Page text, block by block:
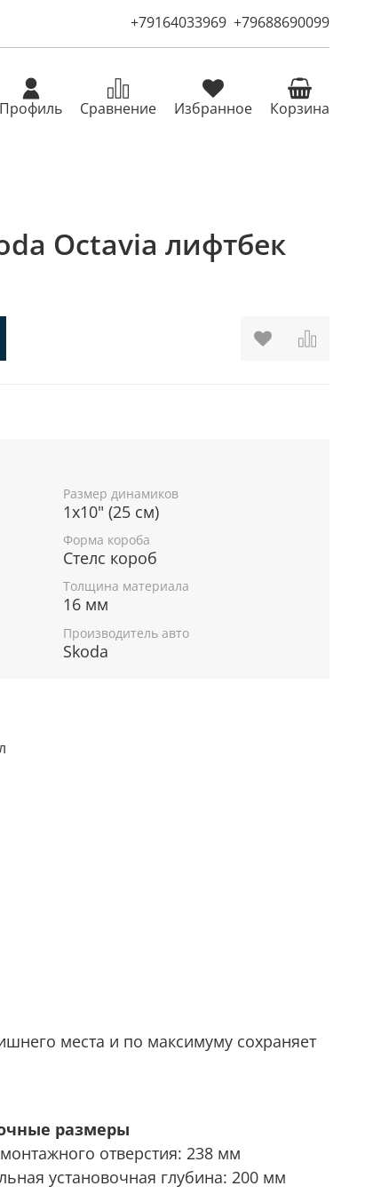
+79164033969 +79688690099
Профиль Сравнение Избранное Корзина
Octavia лифтбек
Размер динамиков
1x10" (25 см)
Форма короба
Стелс короб
Толщина материала
16 мм
Производитель авто
Skoda
места и по максимуму сохраняет
размеры
отверстия: 238 мм
установочная глубина: 200 мм